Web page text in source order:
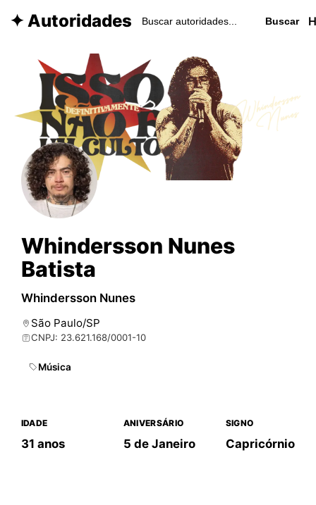
✦ Autoridades Buscar
Whindersson Nunes
Batista
Whindersson Nunes
São Paulo/SP
CNPJ: 23.621.168/0001-10
Música
IDADE
31 anos
ANIVERSÁRIO
5 de Janeiro
SIGNO
Capricórnio